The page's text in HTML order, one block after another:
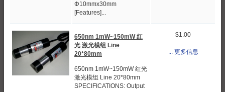
Φ10mmx30mm
[Features]...
650nm 1mW~150mW 红
光 激光模组 Line
20*80mm
650nm 1mW~150mW 红光
激光模组 Line 20*80mm
SPECIFICATIONS: Output
$1.00
... 更多信息